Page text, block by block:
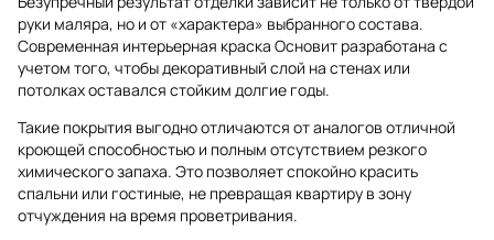
руки маляра, но и от «характера» выбранного состава.
Современная интерьерная краска Основит разработана с
учетом того, чтобы декоративный слой на стенах или
потолках оставался стойким долгие годы.
Такие покрытия выгодно отличаются от аналогов отличной
кроющей способностью и полным отсутствием резкого
химического запаха. Это позволяет спокойно красить
спальни или гостиные, не превращая квартиру в зону
отчуждения на время проветривания.